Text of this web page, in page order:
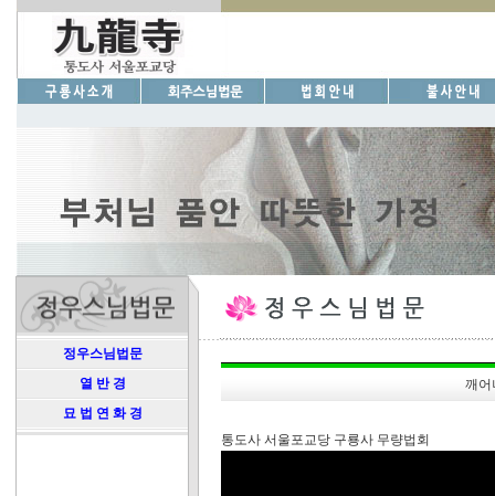
정우스님법문
열 반 경
묘 법 연 화 경
깨어
통도사 서울포교당 구룡사 무량법회